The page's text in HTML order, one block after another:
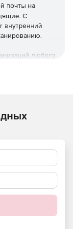
почты на
С
внутренний
любого
все
почты.
управления
для
проверять